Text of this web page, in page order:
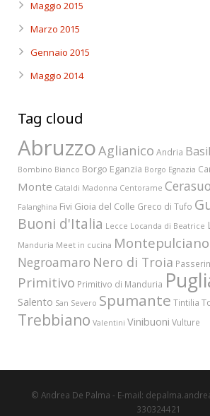
Maggio 2015
Marzo 2015
Gennaio 2015
Maggio 2014
Tag cloud
AbruzzoAglianico Andria
Bombino Bianco Borgo Eganzia Borgo Egnazia
Monte Cataldi Madonna Centorame
Falanghina Fivi Gioia del Colle Greco di Tufo
Buoni d'Italia Lecce Locanda di Beatrice
Manduria Meet in cucina Montepulciano
Negroamaro Nero di Troia
Primitivo Primitivo di Manduria
Salento San Severo Spumante Tintilia
Trebbiano Valentini Vinibuoni Vulture
© Andrea De Palma - E-mail:
330324421